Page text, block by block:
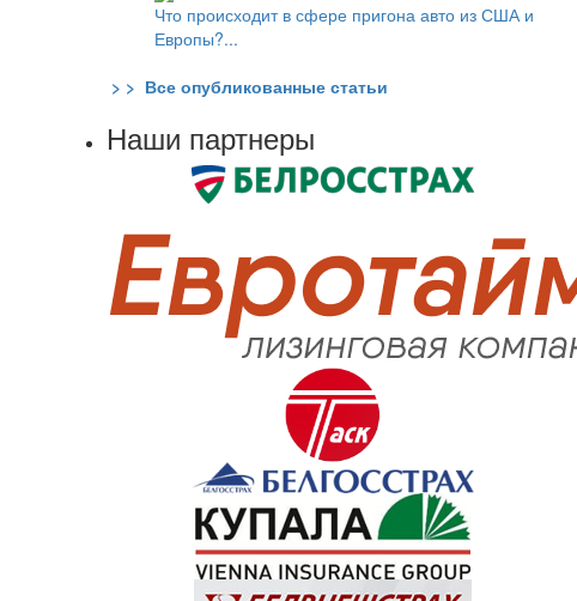
Что происходит в сфере пригона авто из США и
Европы?...
> > Все опубликованные статьи
Наши партнеры